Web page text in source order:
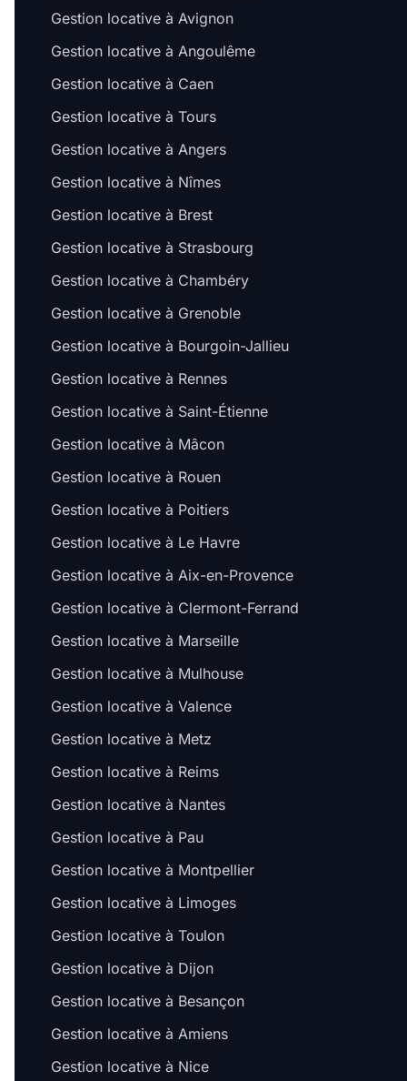
Gestion locative à Avignon
Gestion locative à Angoulême
Gestion locative à Caen
Gestion locative à Tours
Gestion locative à Angers
Gestion locative à Nîmes
Gestion locative à Brest
Gestion locative à Strasbourg
Gestion locative à Chambéry
Gestion locative à Grenoble
Gestion locative à Bourgoin-Jallieu
Gestion locative à Rennes
Gestion locative à Saint-Étienne
Gestion locative à Mâcon
Gestion locative à Rouen
Gestion locative à Poitiers
Gestion locative à Le Havre
Gestion locative à Aix-en-Provence
Gestion locative à Clermont-Ferrand
Gestion locative à Marseille
Gestion locative à Mulhouse
Gestion locative à Valence
Gestion locative à Metz
Gestion locative à Reims
Gestion locative à Nantes
Gestion locative à Pau
Gestion locative à Montpellier
Gestion locative à Limoges
Gestion locative à Toulon
Gestion locative à Dijon
Gestion locative à Besançon
Gestion locative à Amiens
Gestion locative à Nice